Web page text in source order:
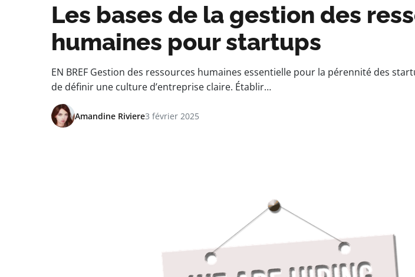
Les bases de la gestion des
humaines pour startups
EN BREF Gestion des ressources humaines essentielle pour la pérennité des
de définir une culture d’entreprise claire. Établir…
Amandine Riviere3 février 2025